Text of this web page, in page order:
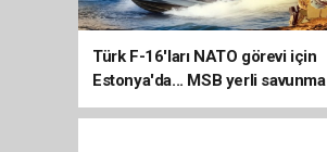
Türk F-16'ları NATO görevi için
Estonya'da... MSB yerli savunma
sistemleriyle güçleniyor